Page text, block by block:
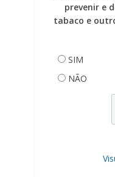
prevenir e
tabaco e
SIM
NÃO